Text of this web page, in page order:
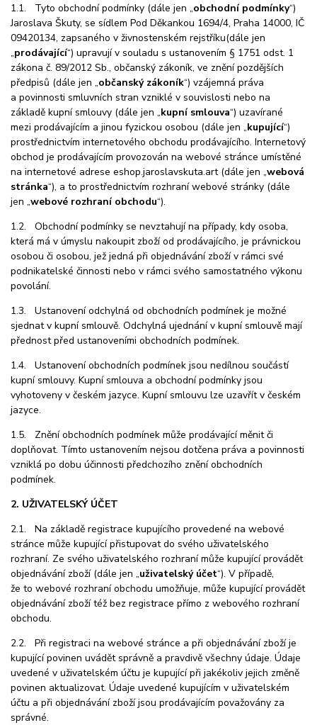
1.1. Tyto obchodní podmínky (dále jen „obchodní podmínky“)
Jaroslava Škuty, se sídlem Pod Děkankou 1694/4, Praha 14000, IČ
09420134, zapsaného v živnostenském rejstříku(dále jen
„prodávající“) upravují v souladu s ustanovením § 1751 odst. 1
zákona č. 89/2012 Sb., občanský zákoník, ve znění pozdějších
předpisů (dále jen „občanský zákoník“) vzájemná práva
a povinnosti smluvních stran vzniklé v souvislosti nebo na
základě kupní smlouvy (dále jen „kupní smlouva“) uzavírané
mezi prodávajícím a jinou fyzickou osobou (dále jen „kupující“)
prostřednictvím internetového obchodu prodávajícího. Internetový
obchod je prodávajícím provozován na webové stránce umístěné
na internetové adrese eshop.jaroslavskuta.art (dále jen „webová
stránka“), a to prostřednictvím rozhraní webové stránky (dále
jen „webové rozhraní obchodu“).
1.2. Obchodní podmínky se nevztahují na případy, kdy osoba,
která má v úmyslu nakoupit zboží od prodávajícího, je právnickou
osobou či osobou, jež jedná při objednávání zboží v rámci své
podnikatelské činnosti nebo v rámci svého samostatného výkonu
povolání.
1.3. Ustanovení odchylná od obchodních podmínek je možné
sjednat v kupní smlouvě. Odchylná ujednání v kupní smlouvě mají
přednost před ustanoveními obchodních podmínek.
1.4. Ustanovení obchodních podmínek jsou nedílnou součástí
kupní smlouvy. Kupní smlouva a obchodní podmínky jsou
vyhotoveny v českém jazyce. Kupní smlouvu lze uzavřít v českém
jazyce.
1.5. Znění obchodních podmínek může prodávající měnit či
doplňovat. Tímto ustanovením nejsou dotčena práva a povinnosti
vzniklá po dobu účinnosti předchozího znění obchodních
podmínek.
2. UŽIVATELSKÝ ÚČET
2.1. Na základě registrace kupujícího provedené na webové
stránce může kupující přistupovat do svého uživatelského
rozhraní. Ze svého uživatelského rozhraní může kupující provádět
objednávání zboží (dále jen „uživatelský účet“). V případě,
že to webové rozhraní obchodu umožňuje, může kupující provádět
objednávání zboží též bez registrace přímo z webového rozhraní
obchodu.
2.2. Při registraci na webové stránce a při objednávání zboží je
kupující povinen uvádět správně a pravdivě všechny údaje. Údaje
uvedené v uživatelském účtu je kupující při jakékoliv jejich změně
povinen aktualizovat. Údaje uvedené kupujícím v uživatelském
účtu a při objednávání zboží jsou prodávajícím považovány za
správné.